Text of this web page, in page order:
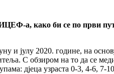
а, како би се по први
и јулу 2020. године, на
С обзиром на то да се
дјеца узраста 0-3, 4-6, 7-